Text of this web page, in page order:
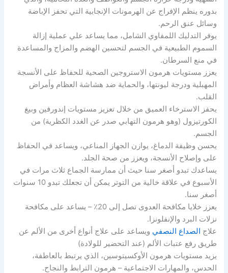
بدوره ينظم الإفراج عن الهرمونات الإنجابية التي تحفز الإباضة
وسائل عنق الرحم.
يوفر التدليك اللمفاوي الشامل، مما يساعد علي عملية إزالة
السموم الطبيعية في الجسم لتحسين الهضم والمزاج والمساعدة
في منع السرطان.
يعزز مستويات هرمون الاستروجين الصحية للحفاظ على الأنسجة
المهبلية ودرجة ليونتها، والحماية ضد هشاشة العظام وأمراض
القلب.
يحفز الاسترخاء العميق من خلال تعزيز مستويات إندورفين وبيغ
الكورتيزول (وهو هرمون التهابي صدر عن الغدد الكظرية) من
الجسم.
يحسن وظيفة الدماغ، يوازن الجهاز المناعي، ويساعد في الحفاظ
على وإصلاح الأنسجة، ويعزز من صحة الجلد.
يساعدك تبدو أصغر سنا حيث أن ممارسة الجماع ثلاث مرات في
الأسبوع في علاقة خالية من التوتر يمكن أن تجعلك تبدو 10 سنوات
أصغر سنا.
يعزز خلايا مكافحة العدوى تصل إلى 20٪ – يساعد على مكافحة
نزلات البرد والإنفلونزا.
علاج الصداع النصفي ويساعد على علاج أنواع أخرى من الألم عن
طريق رفع عتبات الألم (عند التحضير للولادة)
يزيد مستويات هرمون الأوكسيتوسين، الذي يرتبط بالعاطفة،
الحدس، والمهارات الاجتماعية – هرمون الترابط والنجاح.